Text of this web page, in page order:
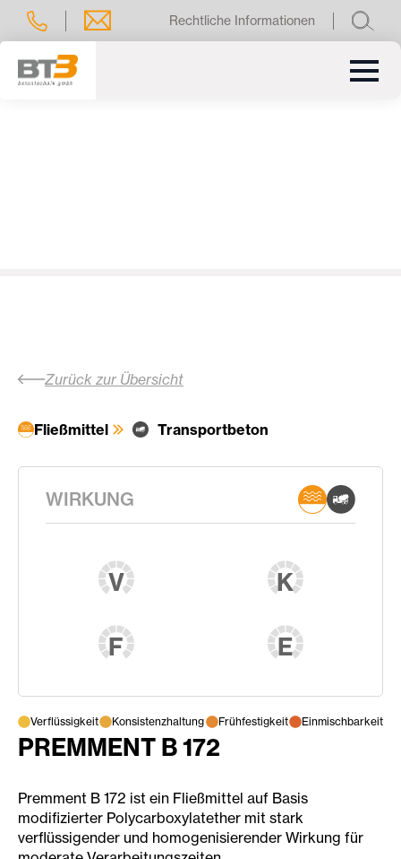
Rechtliche Informationen
Zurück zur Übersicht
Fließmittel Transportbeton
WIRKUNG
V K
F E
Verflüssigkeit Konsistenzhaltung Frühfestigkeit Einmischbarkeit
PREMMENT B 172
Premment B 172 ist ein Fließmittel auf Basis
modifizierter Polycarboxylatether mit stark
verflüssigender und homogenisierender Wirkung für